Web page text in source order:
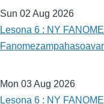
Sun 02 Aug 2026
Lesona 6 : NY
Mon 03 Aug 2026
Lesona 6 : NY